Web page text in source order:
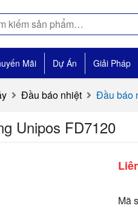
Mãi Dự Án Giải Pháp
Đầu báo nhiệt Đầu báo
Unipos FD7120
Mã